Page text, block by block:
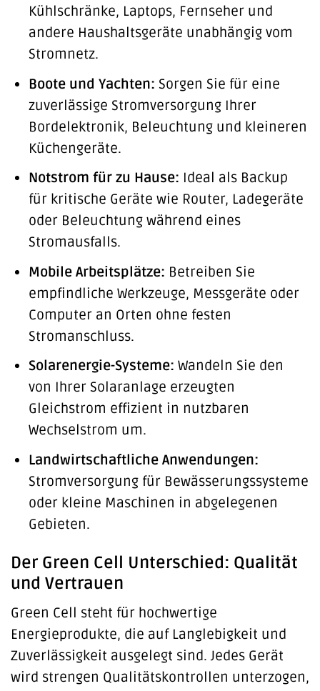
Kühlschränke, Laptops, Fernseher und
andere Haushaltsgeräte unabhängig vom
Stromnetz.
Boote und Yachten: Sorgen Sie für eine
zuverlässige Stromversorgung Ihrer
Bordelektronik, Beleuchtung und kleineren
Küchengeräte.
Notstrom für zu Hause: Ideal als Backup
für kritische Geräte wie Router, Ladegeräte
oder Beleuchtung während eines
Stromausfalls.
Mobile Arbeitsplätze: Betreiben Sie
empfindliche Werkzeuge, Messgeräte oder
Computer an Orten ohne festen
Stromanschluss.
Solarenergie-Systeme: Wandeln Sie den
von Ihrer Solaranlage erzeugten
Gleichstrom effizient in nutzbaren
Wechselstrom um.
Landwirtschaftliche Anwendungen:
Stromversorgung für Bewässerungssysteme
oder kleine Maschinen in abgelegenen
Gebieten.
Der Green Cell Unterschied: Qualität
und Vertrauen
Green Cell steht für hochwertige
Energieprodukte, die auf Langlebigkeit und
Zuverlässigkeit ausgelegt sind. Jedes Gerät
wird strengen Qualitätskontrollen unterzogen,